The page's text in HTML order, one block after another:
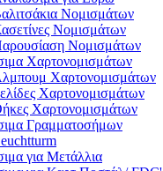
Νομισμάτων
Νομισμάτων
Νομισμάτων
Χαρτονομισμάτων
Χαρτονομισμάτων
Χαρτονομισμάτων
Χαρτονομισμάτων
Γραμματοσήμων
για Μετάλλια